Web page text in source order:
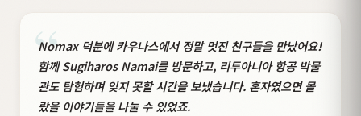
“
Nomax 덕분에 카우나스에서 정말 멋진 친구들을 만났어요!
함께 Sugiharos Namai를 방문하고, 리투아니아 항공 박물
관도 탐험하며 잊지 못할 시간을 보냈습니다. 혼자였으면 몰
랐을 이야기들을 나눌 수 있었죠.